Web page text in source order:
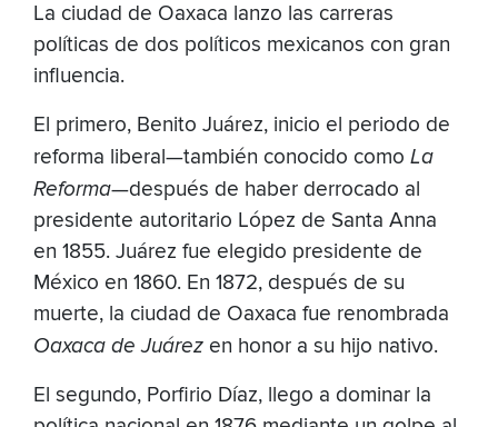
La ciudad de Oaxaca lanzo las carreras
políticas de dos políticos mexicanos con gran
influencia.
El primero, Benito Juárez, inicio el periodo de
reforma liberal—también conocido como La
Reforma—después de haber derrocado al
presidente autoritario López de Santa Anna
en 1855. Juárez fue elegido presidente de
México en 1860. En 1872, después de su
muerte, la ciudad de Oaxaca fue renombrada
Oaxaca de Juárez en honor a su hijo nativo.
El segundo, Porfirio Díaz, llego a dominar la